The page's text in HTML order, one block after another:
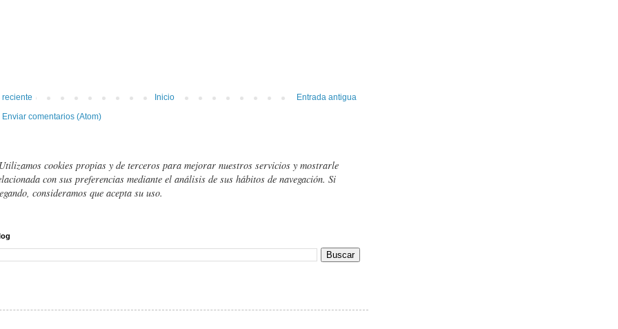
reciente Entrada antigua
Inicio
Enviar comentarios (Atom)
Utilizamos cookies propias y de terceros para mejorar nuestros servicios y mostrarle
con sus preferencias mediante el análisis de sus hábitos de navegación. Si
consideramos que acepta su uso.